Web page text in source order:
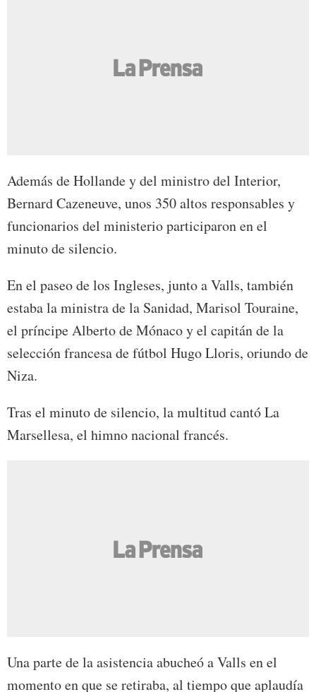
Además de Hollande y del ministro del Interior,
Bernard Cazeneuve, unos 350 altos responsables y
funcionarios del ministerio participaron en el
minuto de silencio.
En el paseo de los Ingleses, junto a Valls, también
estaba la ministra de la Sanidad, Marisol Touraine,
el príncipe Alberto de Mónaco y el capitán de la
selección francesa de fútbol Hugo Lloris, oriundo de
Niza.
Tras el minuto de silencio, la multitud cantó La
Marsellesa, el himno nacional francés.
Una parte de la asistencia abucheó a Valls en el
momento en que se retiraba, al tiempo que aplaudía